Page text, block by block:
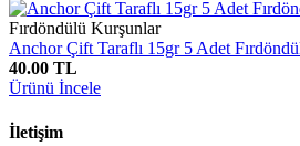
Fırdöndülü Kurşunlar
Anchor Çift Taraflı 15gr 5 Adet
40.00 TL
Ürünü İncele
İletişim